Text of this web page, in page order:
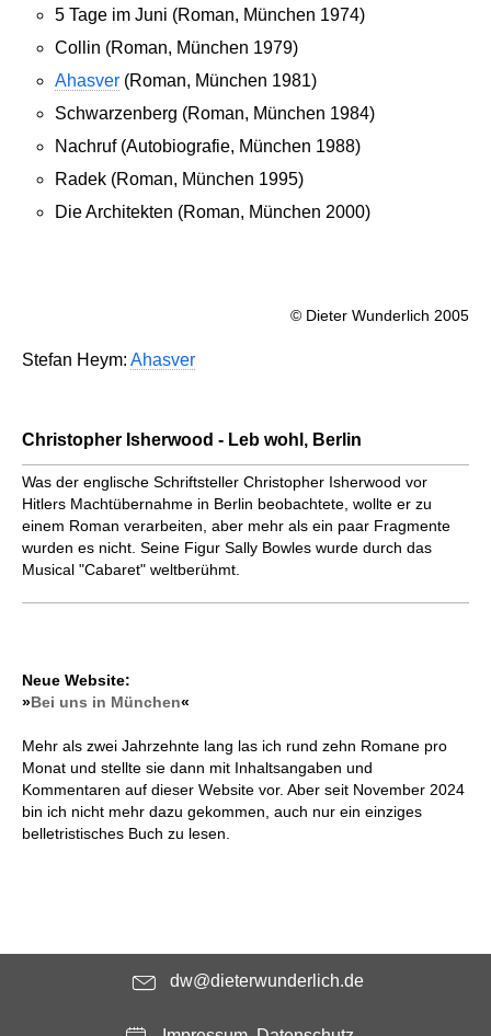
5 Tage im Juni (Roman, München 1974)
Collin (Roman, München 1979)
Ahasver (Roman, München 1981)
Schwarzenberg (Roman, München 1984)
Nachruf (Autobiografie, München 1988)
Radek (Roman, München 1995)
Die Architekten (Roman, München 2000)
© Dieter Wunderlich 2005
Stefan Heym: Ahasver
Christopher Isherwood - Leb wohl, Berlin
Was der englische Schrift­steller Christopher Isherwood vor
Hitlers Macht­übernahme in Berlin beo­bach­tete, wollte er zu
einem Roman ver­ar­beiten, aber mehr als ein paar Fragmente
wurden es nicht. Seine Figur Sally Bowles wurde durch das
Musical "Cabaret" weltberühmt.
Neue Website:
»Bei uns in München«
Mehr als zwei Jahrzehnte lang las ich rund zehn Romane pro
Monat und stellte sie dann mit Inhaltsangaben und
Kommentaren auf dieser Website vor. Aber seit November 2024
bin ich nicht mehr dazu gekommen, auch nur ein einziges
belletristisches Buch zu lesen.
dw@dieterwunderlich.de